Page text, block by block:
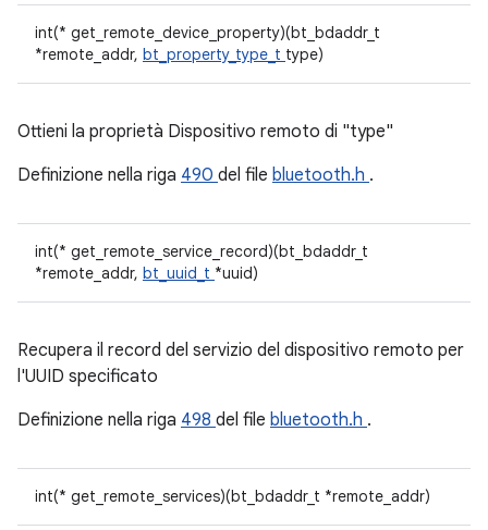
int(* get_remote_device_property)(bt_bdaddr_t
*remote_addr, bt_property_type_t type)
Ottieni la proprietà Dispositivo remoto di "type"
Definizione nella riga 490 del file bluetooth.h .
int(* get_remote_service_record)(bt_bdaddr_t
*remote_addr, bt_uuid_t *uuid)
Recupera il record del servizio del dispositivo remoto per
l'UUID specificato
Definizione nella riga 498 del file bluetooth.h .
int(* get_remote_services)(bt_bdaddr_t *remote_addr)